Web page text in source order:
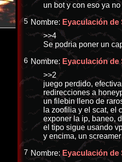
un bot y con eso ya
5 Nombre: Eyaculación de
>>4
Se podria poner un
6 Nombre: Eyaculación de
>>2
juego perdido,
redirecciones a
un filebin lleno de
la zoofilia y el scat, el
exponer la ip, baneo,
el tipo sigue usando
y encima, un
7 Nombre:Eyaculación de